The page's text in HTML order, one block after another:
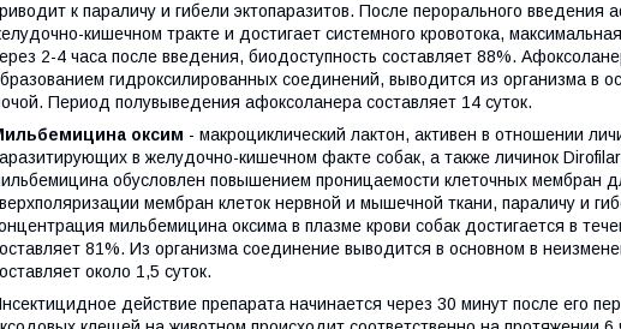
к параличу и гибели эктопаразитов. После перорального введения
кишечном тракте и достигает системного кровотока,
2-4 часа после введения, биодоступность составляет 88%.
гидроксилированных соединений, выводится из организма в
Период полувыведения афоксоланера составляет 14 суток.
оксим - макроциклический лактон, активен в отношении
в желудочно-кишечном факте собак, а также личинок
обусловлен повышением проницаемости клеточных мембран
мембран клеток нервной и мышечной ткани, параличу и
мильбемицина оксима в плазме крови собак достигается в
81%. Из организма соединение выводится в основном в
около 1,5 суток.
действие препарата начинается через 30 минут после его